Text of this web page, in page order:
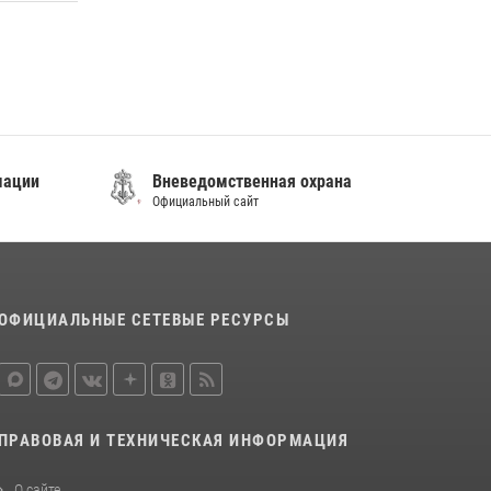
Вневедомственная охрана
Официальный сайт
СЕТЕВЫЕ РЕСУРСЫ
ПРАВОВАЯ И ТЕХНИЧЕСКАЯ ИНФОРМАЦИЯ